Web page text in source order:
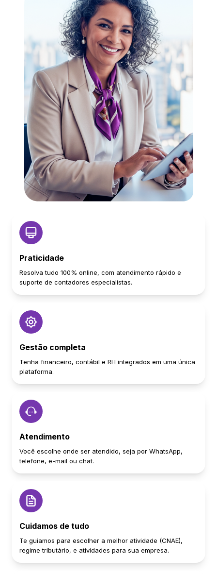
Praticidade
Resolva tudo 100% online, com atendimento rápido e
suporte de contadores especialistas.
Gestão completa
Tenha financeiro, contábil e RH integrados em uma única
plataforma.
Atendimento
Você escolhe onde ser atendido, seja por WhatsApp,
telefone, e-mail ou chat.
Cuidamos de tudo
Te guiamos para escolher a melhor atividade (CNAE),
regime tributário, e atividades para sua empresa.